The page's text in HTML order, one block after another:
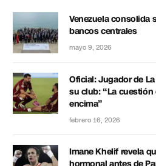
Venezuela consolida
bancos centrales
mayo 9, 2026
Oficial: Jugador de
su club: “La
encima”
febrero 16, 2026
Imane Khelif revela